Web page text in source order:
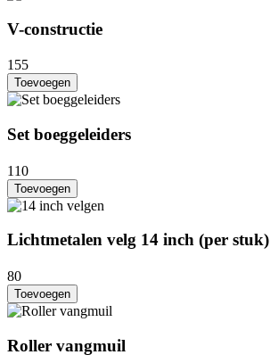
V-constructie
155
Toevoegen
Set boeggeleiders
110
Toevoegen
Lichtmetalen velg 14 inch (per stuk)
80
Toevoegen
Roller vangmuil